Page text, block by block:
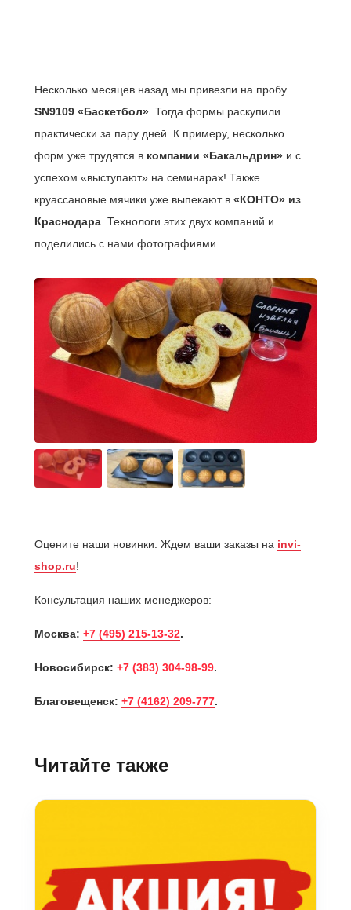
Несколько месяцев назад мы привезли на пробу
SN9109 «Баскетбол» . Тогда формы раскупили
практически за пару дней. К примеру, несколько
форм уже трудятся в компании «Бакальдрин» и с
успехом «выступают» на семинарах! Также
круассановые мячики уже выпекают в «КОНТО» из
Краснодара . Технологи этих двух компаний и
поделились с нами фотографиями.
Оцените наши новинки. Ждем ваши заказы на invi-
shop.ru!
Консультация наших менеджеров:
Москва: +7 (495) 215-13-32.
Новосибирск: +7 (383) 304-98-99.
Благовещенск: +7 (4162) 209-777.
Читайте также